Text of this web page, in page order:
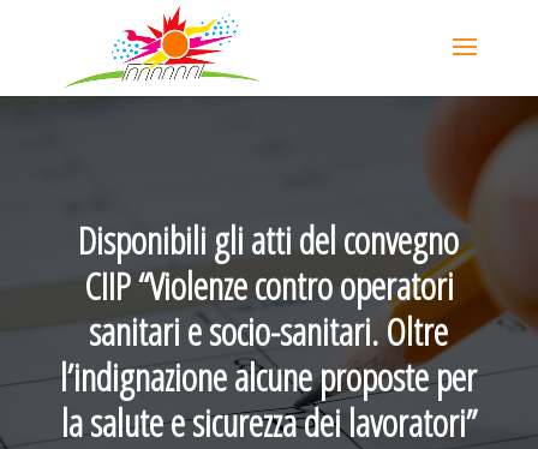
Disponibili gli atti del convegno
CIIP “Violenze contro operatori
sanitari e socio-sanitari. Oltre
l’indignazione alcune proposte per
la salute e sicurezza dei lavoratori”